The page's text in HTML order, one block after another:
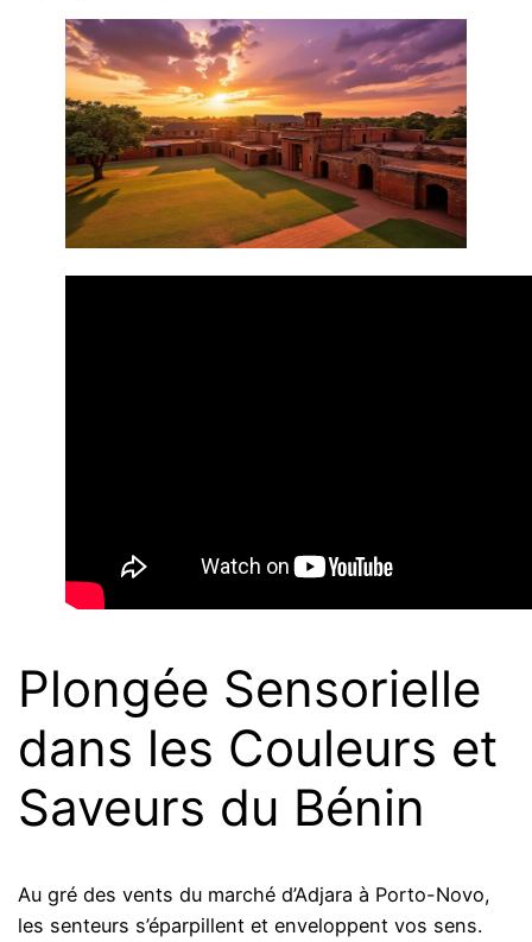
Plongée Sensorielle
dans les Couleurs et
Saveurs du Bénin
Au gré des vents du marché d’Adjara à Porto-Novo,
les senteurs s’éparpillent et enveloppent vos sens.